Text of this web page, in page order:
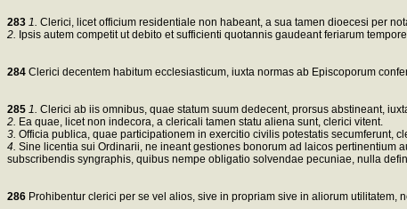
283 1. Clerici, licet officium residentiale non habeant, a sua tamen dioecesi per
2. Ipsis autem competit ut debito et sufficienti quotannis gaudeant feriarum
284 Clerici decentem habitum ecclesiasticum, iuxta normas ab Episcoporum
285 1. Clerici ab iis omnibus, quae statum suum dedecent, prorsus abstineant,
2. Ea quae, licet non indecora, a clericali tamen statu aliena sunt, clerici vitent.
3. Officia publica, quae participationem in exercitio civilis potestatis secumferunt,
4. Sine licentia sui Ordinarii, ne ineant gestiones bonorum ad laicos pertinentium
subscribendis syngraphis, quibus nempe obligatio solvendae pecuniae, nulla
286 Prohibentur clerici per se vel alios, sive in propriam sive in aliorum